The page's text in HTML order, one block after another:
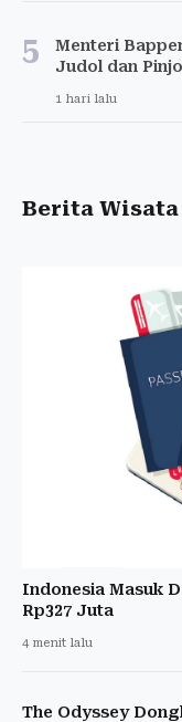
5
Menteri
Judol dan
1 hari lalu
Berita Wisata
Indonesia Masuk
Rp327 Juta
4 menit lalu
The Odyssey